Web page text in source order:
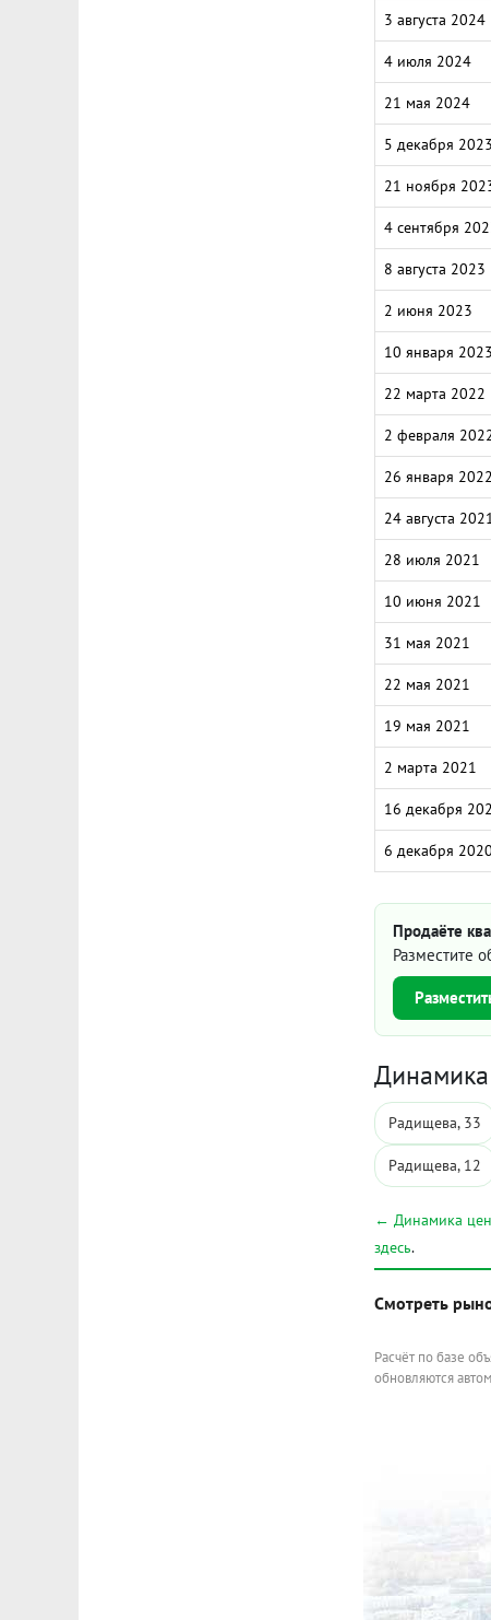
3 августа 2024
4 июля 2024
21 мая 2024
5 декабря 2023
21 ноября
4 сентября
8 августа 2023
2 июня 2023
10 января 2023
22 марта 2022
2 февраля
26 января 2022
24 августа
28 июля 2021
10 июня 2021
31 мая 2021
22 мая 2021
19 мая 2021
2 марта 2021
16 декабря
6 декабря 2020
Продаёте
Разместите
Радищева, 33
Радищева, 12
← Динамика
здесь.
Смотреть
Расчёт по базе
обновляются